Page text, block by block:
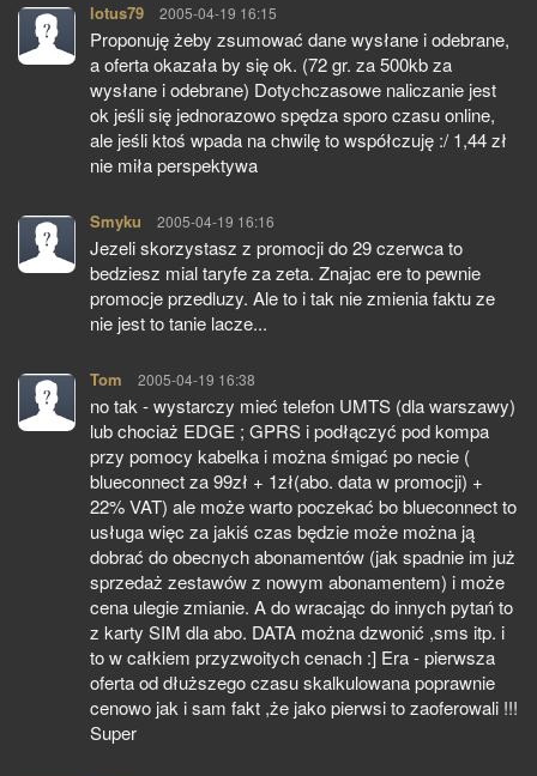
lotus79 pisze:
2005-04-19 16:15
Proponuję żeby zsumować dane wysłane i odebrane,
a oferta okazała by się ok. (72 gr. za 500kb za
wysłane i odebrane) Dotychczasowe naliczanie jest
ok jeśli się jednorazowo spędza sporo czasu online,
ale jeśli ktoś wpada na chwilę to współczuję :/ 1,44 zł
nie miła perspektywa
Smyku pisze:
2005-04-19 16:16
Jezeli skorzystasz z promocji do 29 czerwca to
bedziesz mial taryfe za zeta. Znajac ere to pewnie
promocje przedluzy. Ale to i tak nie zmienia faktu ze
nie jest to tanie lacze...
Tom pisze:
2005-04-19 16:38
no tak - wystarczy mieć telefon UMTS (dla warszawy)
lub chociaż EDGE ; GPRS i podłączyć pod kompa
przy pomocy kabelka i można śmigać po necie (
blueconnect za 99zł + 1zł(abo. data w promocji) +
22% VAT) ale może warto poczekać bo blueconnect to
usługa więc za jakiś czas będzie może można ją
dobrać do obecnych abonamentów (jak spadnie im już
sprzedaż zestawów z nowym abonamentem) i może
cena ulegie zmianie. A do wracając do innych pytań to
z karty SIM dla abo. DATA można dzwonić ,sms itp. i
to w całkiem przyzwoitych cenach :] Era - pierwsza
oferta od dłuższego czasu skalkulowana poprawnie
cenowo jak i sam fakt ,że jako pierwsi to zaoferowali !!!
Super